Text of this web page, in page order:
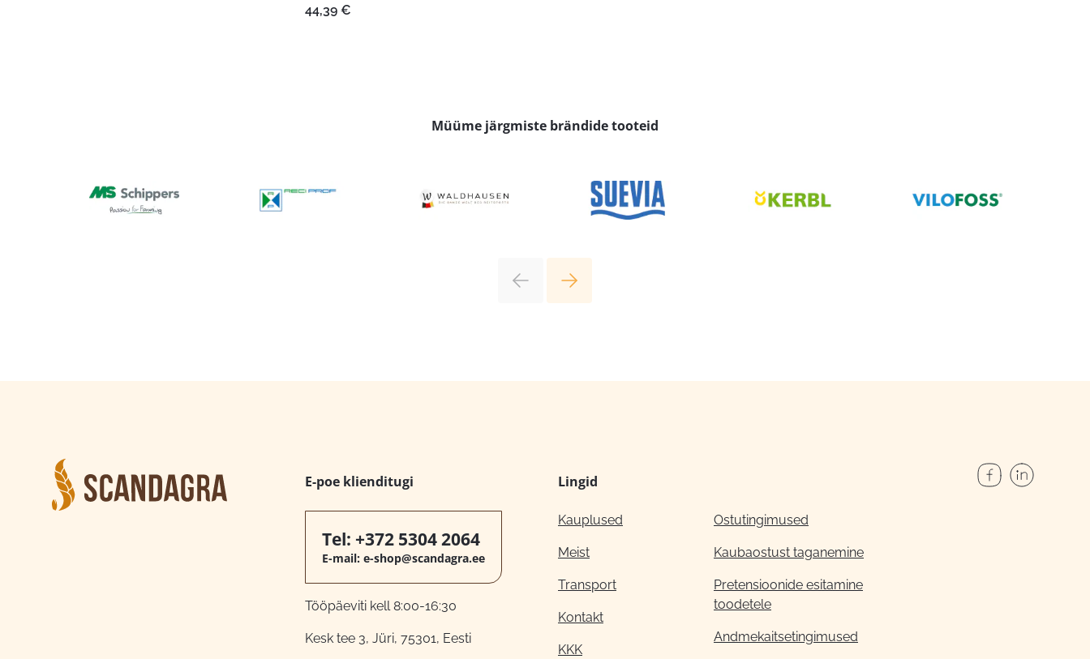
44,39 €
Müüme järgmiste brändide tooteid
E-poe klienditugi
Tel: +372 5304 2064
E-mail: e-shop@scandagra.ee
Tööpäeviti kell 8:00-16:30
Kesk tee 3, Jüri, 75301, Eesti
Lingid
Kauplused
Meist
Transport
Kontakt
KKK
Ostutingimused
Kaubaostust taganemine
Pretensioonide esitamine
toodetele
Andmekaitsetingimused